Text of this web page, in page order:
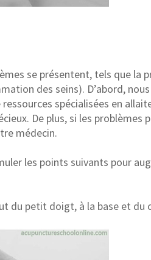
se présentent, tels que la
des seins). D’abord,
spécialisées en
De plus, si les problèmes
médecin.
les points suivants pour
du petit doigt, à la base et du